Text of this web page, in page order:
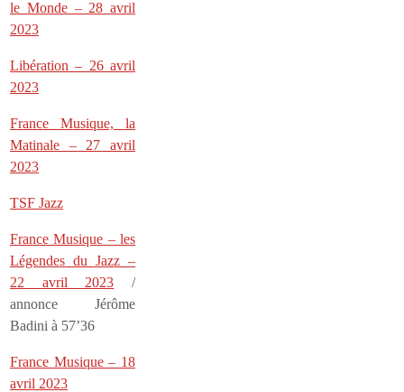
le Monde – 28 avril
2023
Libération – 26 avril
2023
France Musique, la
Matinale – 27 avril
2023
TSF Jazz
France Musique – les
Légendes du Jazz –
22 avril 2023 /
annonce Jérôme
Badini à 57’36
France Musique – 18
avril 2023